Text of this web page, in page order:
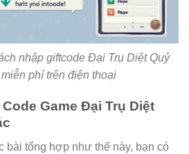
nhập giftcode Đại Trụ Diệt Quỷ
phí trên điện thoại
Game Đại Trụ Diệt
bài tổng hợp như thế này, bạn có